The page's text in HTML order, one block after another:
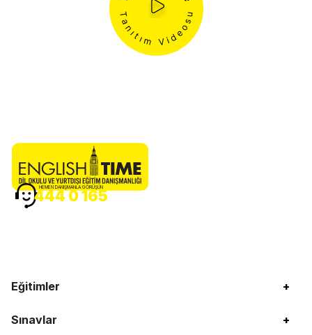
Eğitimler +
Sınavlar +
HEMEN DANIŞMANLA GÖRÜŞÜN
444 0 165